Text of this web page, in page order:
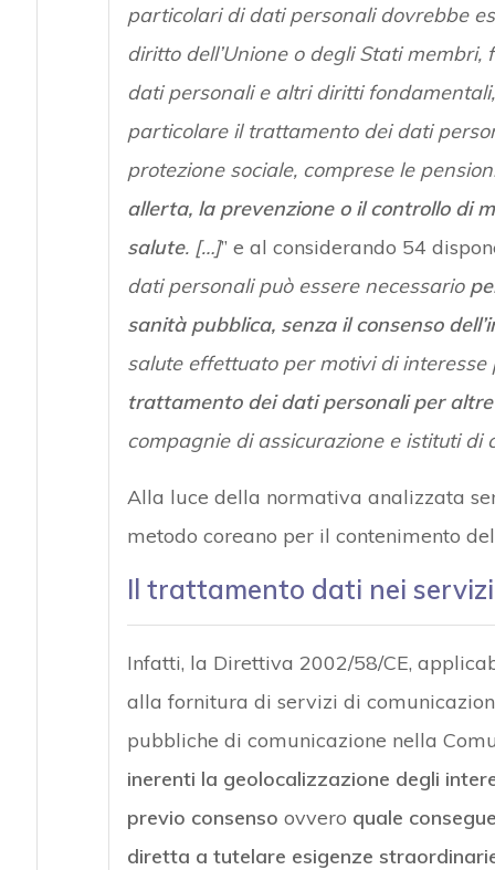
particolari di dati personali dovrebbe
diritto dell’Unione o degli Stati
dati personali e altri diritti
particolare il trattamento dei dati
protezione sociale, comprese le
allerta, la prevenzione o il controllo di
salute. […]” e al considerando 54
dati personali può essere necessario
sanità pubblica, senza il consenso
salute effettuato per motivi di
trattamento dei dati personali per
compagnie di assicurazione e istituti di
Alla luce della normativa analizzata
metodo coreano per il contenimento
Il trattamento dati nei
Infatti, la Direttiva 2002/58/CE,
alla fornitura di servizi di
pubbliche di comunicazione nella
inerenti la geolocalizzazione degli
previo consenso ovvero quale
diretta a tutelare esigenze